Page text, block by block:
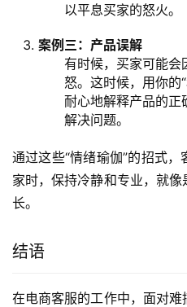
以平息买家的怒火。
案例三：产品误解
有时候，买家可能会
怒。这时候，用你
耐心地解释产品的正
解决问题。
通过这些“情绪瑜伽”的招式
家时，保持冷静和专业，就
长。
结语
在电商客服的工作中，面对